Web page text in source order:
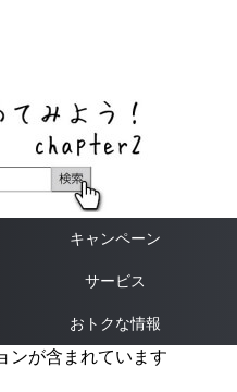
キャンペーン
サービス
おトクな情報
ンが含まれています